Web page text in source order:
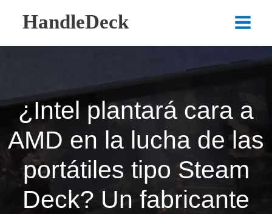
contenido
HandleDeck
Main
Menu
¿Intel plantará cara a
AMD en la lucha de las
portátiles tipo Steam
Deck? Un fabricante